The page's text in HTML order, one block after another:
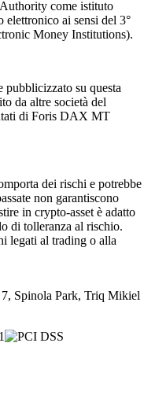
come istituto
elettronico ai sensi del 3°
Money Institutions).
su questa
da altre società del
di Foris DAX MT
dei rischi e potrebbe
non garantiscono
in crypto-asset è adatto
di tolleranza al rischio.
legati al trading o alla
Spinola Park, Triq Mikiel